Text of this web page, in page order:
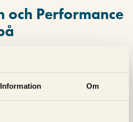
Information Om
och Performance
annonsörer borde hitta till
kampanjtyper som lanserats inom
MaxochDemand Genhar en
är givetvis ett sätt från Google att
utan att det skapas